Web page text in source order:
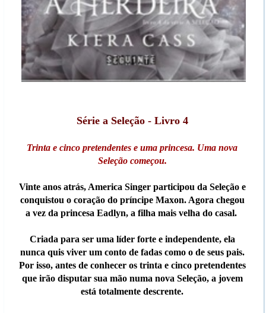
Série a Seleção - Livro 4
Trinta e cinco pretendentes e uma princesa. Uma nova
Seleção começou.
Vinte anos atrás, America Singer participou da Seleção e
conquistou o coração do príncipe Maxon. Agora chegou
a vez da princesa Eadlyn, a filha mais velha do casal.
Criada para ser uma líder forte e independente, ela
nunca quis viver um conto de fadas como o de seus pais.
Por isso, antes de conhecer os trinta e cinco pretendentes
que irão disputar sua mão numa nova Seleção, a jovem
está totalmente descrente.